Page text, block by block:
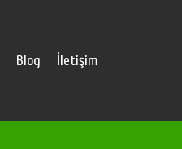
Blog İletişim